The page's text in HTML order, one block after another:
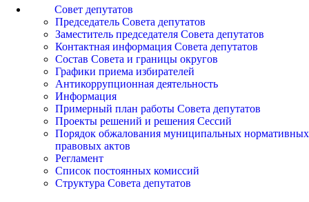
Совет депутатов
Председатель Совета депутатов
Заместитель председателя Совета депутатов
Контактная информация Совета депутатов
Состав Совета и границы округов
Графики приема избирателей
Антикоррупционная деятельность
Информация
Примерный план работы Совета депутатов
Проекты решений и решения Сессий
Порядок обжалования муниципальных нормативных
правовых актов
Регламент
Список постоянных комиссий
Структура Совета депутатов